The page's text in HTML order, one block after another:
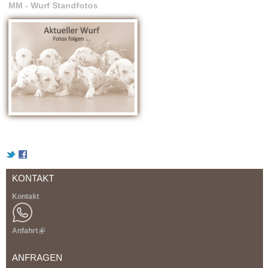
MM - Wurf Standfotos
KONTAKT
Kontakt
Anfahrt(
i
n
ANFRAGEN